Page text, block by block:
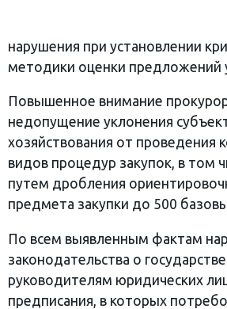
нарушения при установлении
методики оценки предложений
Повышенное внимание
недопущение уклонения
хозяйствования от проведения
видов процедур закупок, в том
путем дробления
предмета закупки до 500
По всем выявленным фактам
законодательства о
руководителям юридических
предписания, в которых